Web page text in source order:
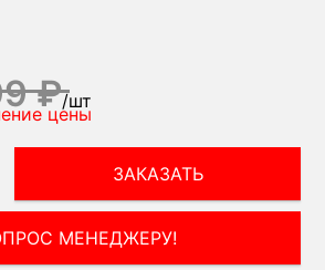
₽/шт
цены
ЗАКАЗАТЬ
МЕНЕДЖЕРУ!